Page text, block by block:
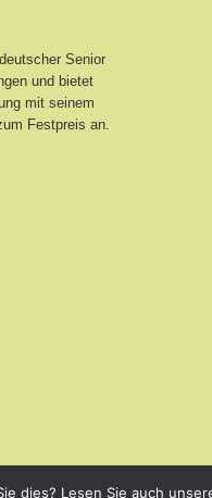
Senior
und bietet
mit seinem
Festpreis an.
dies? Lesen Sie auch